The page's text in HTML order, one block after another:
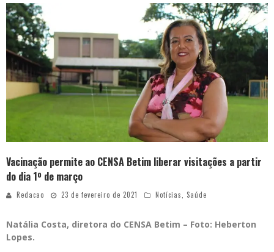
Fenômeno do pagode, Fabinho desembarca em BH com a primeira edição do “Pagobinho”
Yan traz a turnê nacional do PagodYANdo para Belo Horizonte
Vacinação permite ao CENSA Betim liberar visitações a partir
do dia 1º de março
Redacao 23 de fevereiro de 2021 Notícias, Saúde
Natália Costa, diretora do CENSA Betim – Foto: Heberton
Lopes.